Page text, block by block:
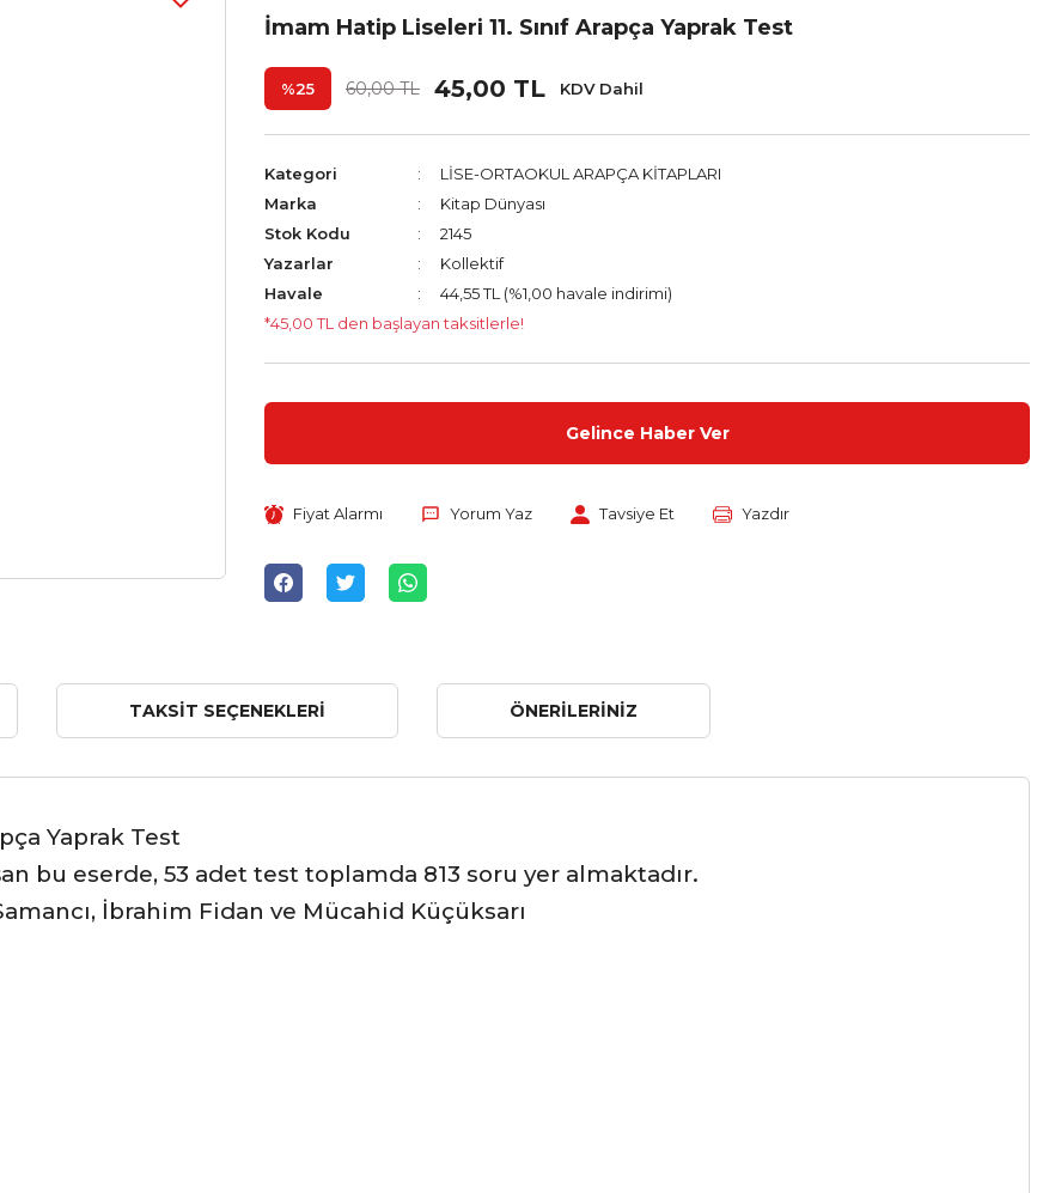
İmam Hatip Liseleri 11. Sınıf Arapça Yaprak Test
%25 60,00 TL 45,00 TL KDV Dahil
Kategori
LİSE-ORTAOKUL ARAPÇA KİTAPLARI
Marka
Kitap Dünyası
Stok Kodu
2145
Yazarlar
Kollektif
Havale
44,55 TL (%1,00 havale indirimi)
*45,00 TL den başlayan taksitlerle!
Gelince Haber Ver
Fiyat Alarmı Yorum Yaz Tavsiye Et Yazdır
TAKSIT SEÇENEKLERI ÖNERILERINIZ
Yaprak Test
bu eserde, 53 adet test toplamda 813 soru yer almaktadır.
İbrahim Fidan ve Mücahid Küçüksarı